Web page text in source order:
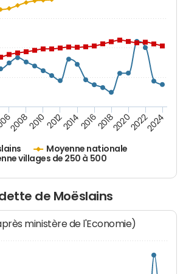
Moyenne nationale
villages de 250 à 500
200820102012201420162018202020222024
de Moëslains
ministère de l'Economie)